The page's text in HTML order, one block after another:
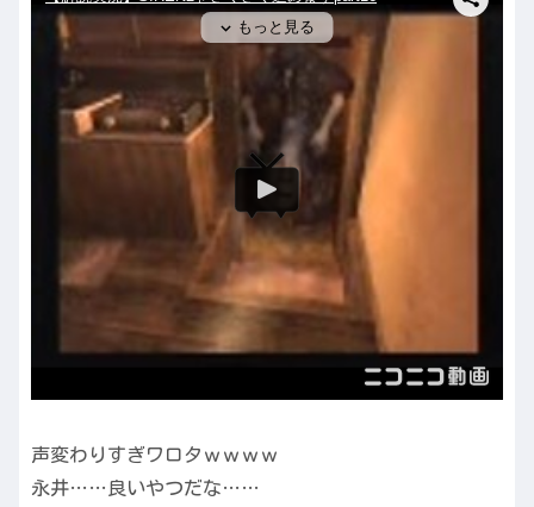
声変わりすぎワロタｗｗｗｗ
永井……良いやつだな……